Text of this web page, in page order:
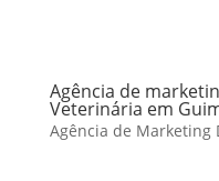
Agência de
Veterinária em
Agência de Marketing